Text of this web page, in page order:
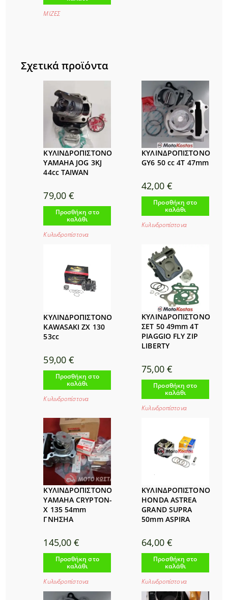
ΜΙΖΕΣ
Σχετικά προϊόντα
ΚΥΛΙΝΔΡΟΠΙΣΤΟΝΟ
YAMAHA JOG 3KJ
44cc TAIWAN
79,00€
Προσθήκη στο
καλάθι
Κυλινδροπίστονα
ΚΥΛΙΝΔΡΟΠΙΣΤΟΝΟ
GY6 50 cc 4T 47mm
42,00 €
Προσθήκη στο
καλάθι
Κυλινδροπίστονα
ΚΥΛΙΝΔΡΟΠΙΣΤΟΝΟ
KAWASAKI ZX 130
53cc
59,00€
Προσθήκη στο
καλάθι
Κυλινδροπίστονα
ΚΥΛΙΝΔΡΟΠΙΣΤΟΝΟ
ΣΕΤ 50 49mm 4T
PIAGGIO FLY ZIP
LIBERTY
75,00 €
Προσθήκη στο
καλάθι
Κυλινδροπίστονα
ΚΥΛΙΝΔΡΟΠΙΣΤΟΝΟ
YAMAHA CRYPTON-
X 135 54mm
ΓΝΗΣΗΑ
145,00€
Προσθήκη στο
καλάθι
Κυλινδροπίστονα
ΚΥΛΙΝΔΡΟΠΙΣΤΟΝΟ
HONDA ASTREA
GRAND SUPRA
50mm ASPIRA
64,00 €
Προσθήκη στο
καλάθι
Κυλινδροπίστονα